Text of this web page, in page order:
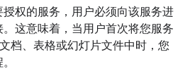
权的服务，用户必须向该服务进
这意味着，当用户首次将您服务
档、表格或幻灯片文件中时，您